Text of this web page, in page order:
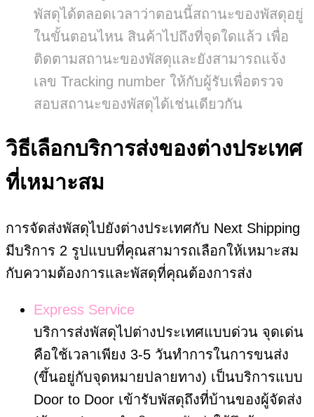
พัสดุได้ตลอดเวลาว่าตอนนี้สถานะของพัสดุอยู่
ในขั้นตอนไหน สินค้าไปถึงที่จุดใดแล้ว เพื่อ
ติดตามสถานะของพัสดุและยังสามารถแจ้ง
เลข Tracking number ให้กับผู้รับเพื่อตรวจ
สอบสถานะของพัสดุได้เช่นเดียวกัน
วิธีเลือกบริการส่งของต่างประเทศ
ที่เหมาะสม
การจัดส่งพัสดุไปยังต่างประเทศกับ Next Shipping
มีบริการ 2 รูปแบบที่คุณสามารถเลือกให้เหมาะสม
กับความต้องการและพัสดุที่คุณต้องการส่ง
Express Service
บริการส่งพัสดุไปต่างประเทศแบบด่วน จุดเด่น
คือใช้เวลาเพียง 3-5 วันทำการในการขนส่ง
(ขึ้นอยู่กับจุดหมายปลายทาง) เป็นบริการแบบ
Door to Door เข้ารับพัสดุถึงที่บ้านของผู้จัดส่ง